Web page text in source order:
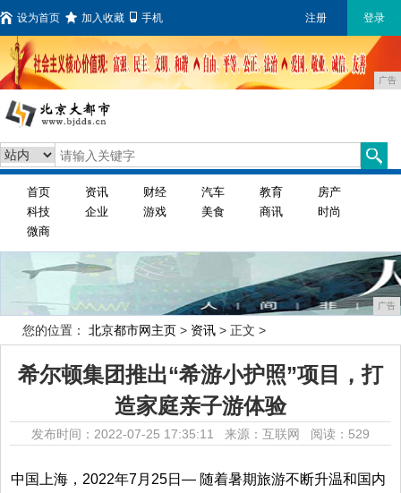
设为首页 加入收藏 手机 注册 登录
广告
首页 资讯 财经 汽车 教育
房产
科技
企业 游戏 美食 商讯
时尚
微商
广告
您的位置： 北京都市网主页 > 资讯 > 正文 >
希尔顿集团推出“希游小护照”项目，打
造家庭亲子游体验
发布时间：2022-07-25 17:35:11 来源：互联网 阅读：529
中国上海，2022年7月25日— 随着暑期旅游不断升温和国内